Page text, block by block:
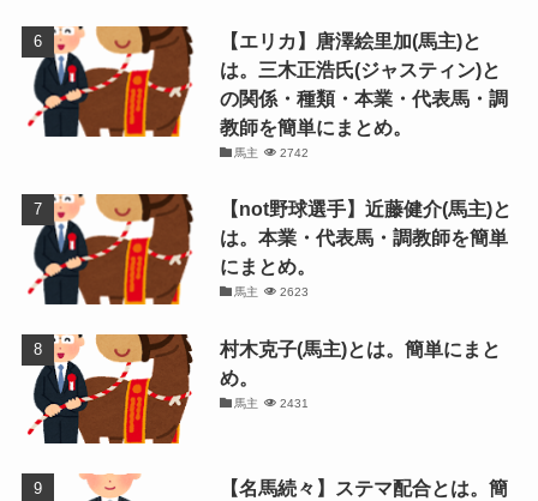
【エリカ】唐澤絵里加(馬主)と
は。三木正浩氏(ジャスティン)と
の関係・種類・本業・代表馬・調
教師を簡単にまとめ。
馬主 2742
【not野球選手】近藤健介(馬主)と
は。本業・代表馬・調教師を簡単
にまとめ。
馬主 2623
村木克子(馬主)とは。簡単にまと
め。
馬主 2431
【名馬続々】ステマ配合とは。簡